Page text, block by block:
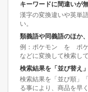
キーワードに間違いが
漢字の変換違いや英単
い。
類義語や同義語のほか
例：ポケモン を ポケ
などに変換して検索し
検索結果を「並び替え
検索結果を「並び順」
る事により、商品を早